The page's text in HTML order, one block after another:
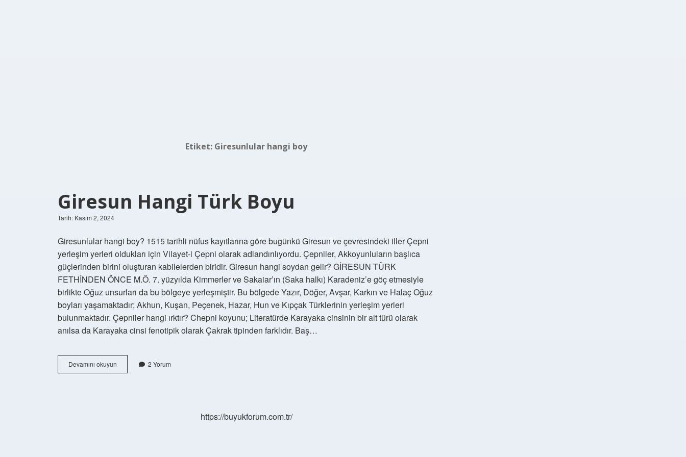
Etiket: Giresunlular hangi boy
Giresun Hangi Türk Boyu
Tarih: Kasım 2, 2024
Giresunlular hangi boy? 1515 tarihli nüfus kayıtlarına göre bugünkü Giresun ve çevresindeki iller Çepni
yerleşim yerleri oldukları için Vilayet-i Çepni olarak adlandırılıyordu. Çepniler, Akkoyunluların başlıca
güçlerinden birini oluşturan kabilelerden biridir. Giresun hangi soydan gelir? GİRESUN TÜRK
FETHİNDEN ÖNCE M.Ö. 7. yüzyılda Kimmerler ve Sakaiar’ın (Saka halkı) Karadeniz’e göç etmesiyle
birlikte Oğuz unsurları da bu bölgeye yerleşmiştir. Bu bölgede Yazır, Döğer, Avşar, Karkın ve Halaç Oğuz
boyları yaşamaktadır; Akhun, Kuşan, Peçenek, Hazar, Hun ve Kıpçak Türklerinin yerleşim yerleri
bulunmaktadır. Çepniler hangi ırktır? Chepni koyunu; Literatürde Karayaka cinsinin bir alt türü olarak
anılsa da Karayaka cinsi fenotipik olarak Çakrak tipinden farklıdır. Baş…
Devamını okuyun
Hangi
2 Yorum
https://buyukforum.com.tr/